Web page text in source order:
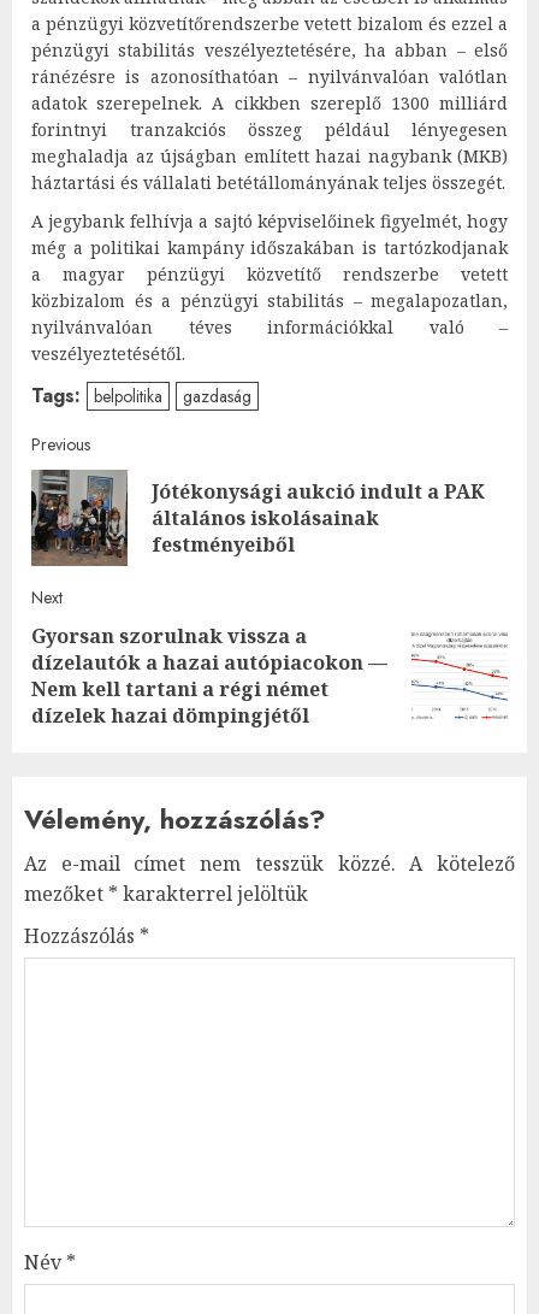
a pénzügyi közvetítőrendszerbe vetett bizalom és ezzel a
pénzügyi stabilitás veszélyeztetésére, ha abban – első
ránézésre is azonosíthatóan – nyilvánvalóan valótlan
adatok szerepelnek. A cikkben szereplő 1300 milliárd
forintnyi tranzakciós összeg például lényegesen
meghaladja az újságban említett hazai nagybank (MKB)
háztartási és vállalati betétállományának teljes összegét.
A jegybank felhívja a sajtó képviselőinek figyelmét, hogy
még a politikai kampány időszakában is tartózkodjanak
a magyar pénzügyi közvetítő rendszerbe vetett
közbizalom és a pénzügyi stabilitás – megalapozatlan,
nyilvánvalóan téves információkkal való –
veszélyeztetésétől.
Tags: belpolitika gazdaság
Post
navigation
Previous
Jótékonysági aukció indult a PAK
általános iskolásainak
festményeiből
Next
Next
post:
Gyorsan szorulnak vissza a
dízelautók a hazai autópiacokon —
Nem kell tartani a régi német
dízelek hazai dömpingjétől
Vélemény, hozzászólás?
Az e-mail címet nem tesszük közzé. A kötelező
mezőket * karakterrel jelöltük
Hozzászólás *
Név*